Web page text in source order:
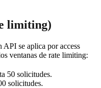
limiting)
se aplica por access
ventanas de rate limiting:
50 solicitudes.
solicitudes.